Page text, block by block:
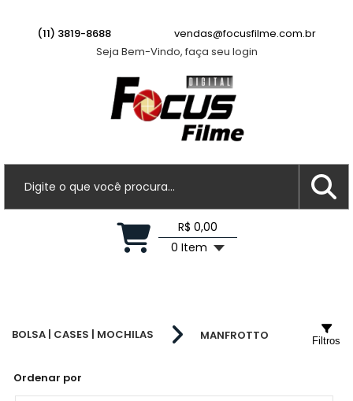
(11) 3819-8688
vendas@focusfilme.com.br
Seja Bem-Vindo, faça seu login
R$ 0,00
0 Item
BOLSA | CASES | MOCHILAS MANFROTTO
Ordenar por
Filtros